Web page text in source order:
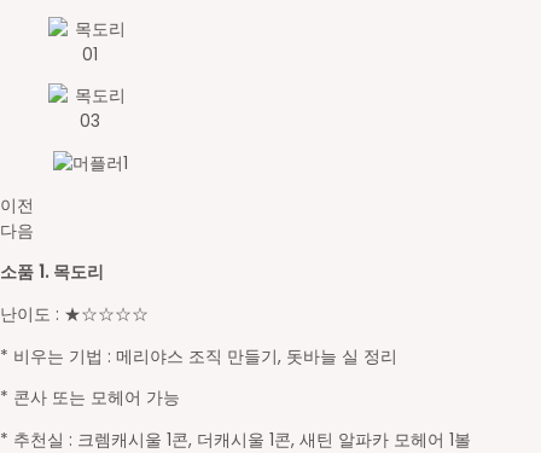
이전
다음
소품 1. 목도리
난이도 : ★☆☆☆☆
* 비우는 기법 : 메리야스 조직 만들기, 돗바늘 실 정리
* 콘사 또는 모헤어 가능
* 추천실 : 크렘캐시울 1콘, 더캐시울 1콘, 새틴 알파카 모헤어 1볼